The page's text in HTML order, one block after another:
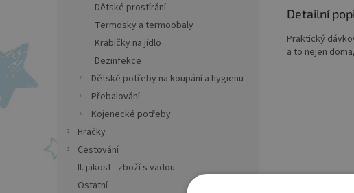
Dětské prostírání
Termosky a termoobaly
Krabičky na jídlo
Dezinfekce
Dětské potřeby na koupání a hygienu
Přebalování
Kojenecké potřeby
Hračky
Cestování
II. jakost - zboží s vadou
Ostatní
Detailní
Praktický
a to nejen